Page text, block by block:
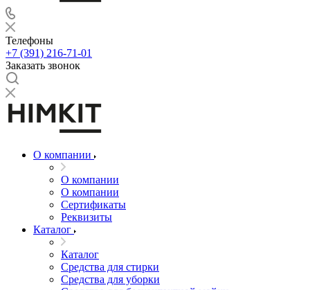
Телефоны
+7 (391) 216-71-01
Заказать звонок
О компании
О компании
О компании
Сертификаты
Реквизиты
Каталог
Каталог
Средства для стирки
Средства для уборки